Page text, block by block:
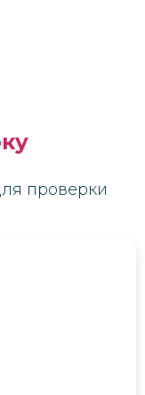
проверки